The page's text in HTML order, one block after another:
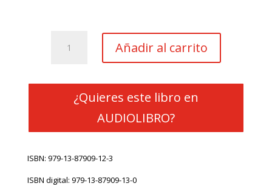
cantidad
Añadir al carrito
¿Quieres este libro en
AUDIOLIBRO?
ISBN: 979-13-87909-12-3
ISBN digital: 979-13-87909-13-0